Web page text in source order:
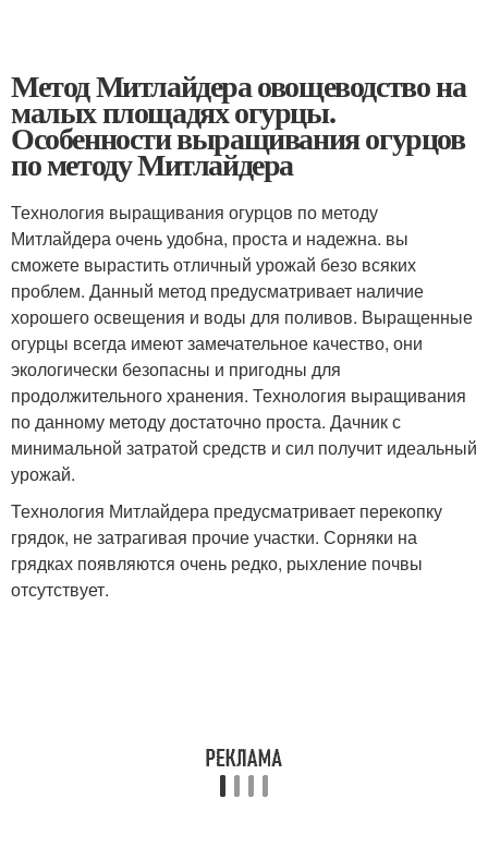
Метод Митлайдера овощеводство на
малых площадях огурцы.
Особенности выращивания огурцов
по методу Митлайдера
Технология выращивания огурцов по методу
Митлайдера очень удобна, проста и надежна. вы
сможете вырастить отличный урожай безо всяких
проблем. Данный метод предусматривает наличие
хорошего освещения и воды для поливов. Выращенные
огурцы всегда имеют замечательное качество, они
экологически безопасны и пригодны для
продолжительного хранения. Технология выращивания
по данному методу достаточно проста. Дачник с
минимальной затратой средств и сил получит идеальный
урожай.
Технология Митлайдера предусматривает перекопку
грядок, не затрагивая прочие участки. Сорняки на
грядках появляются очень редко, рыхление почвы
отсутствует.